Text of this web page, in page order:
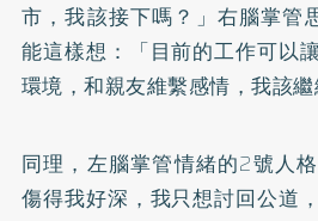
市，我該接下嗎？」右腦掌管
能這樣想：「目前的工作可以
環境，和親友維繫感情，我該繼
同理，左腦掌管情緒的2號人
傷得我好深，我只想討回公道